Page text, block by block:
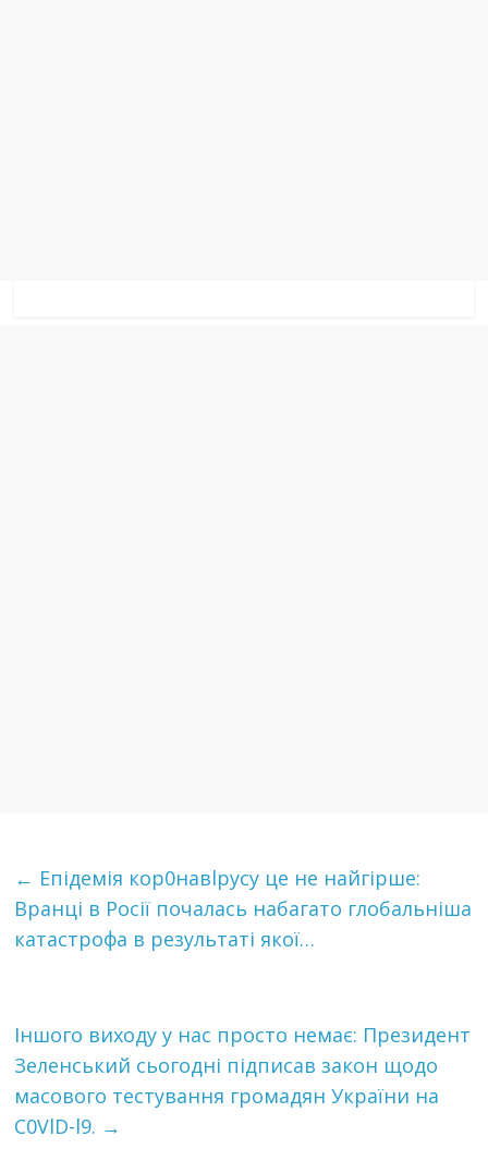
← Епідемія кор0нaвlрyсy це не найгірше:
Вранці в Росії почалась набагато глобальніша
кaтaстрoфa в результаті якої…
Іншого виходу у нас просто немає: Президент
Зеленський сьогодні підписав закон щодо
масового тестування громадян України на
C0VlD-l9. →